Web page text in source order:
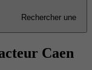
Rechercher une
Caen